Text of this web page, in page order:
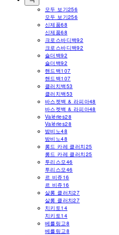
모두 보기256
모두 보기256
신제품68
신제품68
크로스바디백92
크로스바디백92
숄더백92
숄더백92
핸드백107
핸드백107
클러치백53
클러치백53
바스켓백 & 라피아48
바스켓백 & 라피아48
Valéries28
Valéries28
밤비노48
밤비노48
롱드 카레 클러치25
롱드 카레 클러치25
투리스모46
투리스모46
르 비쥬16
르 비쥬16
살롱 클러치27
살롱 클러치27
치키토14
치키토14
베를링고8
베를링고8